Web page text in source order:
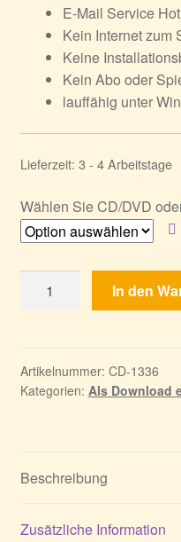
E-Mail Service
Kein Internet zum
Keine
Kein Abo oder
lauffähig unter
Lieferzeit: 3 - 4 Arbeitstage
Wählen Sie CD/DVD
Rails
Fracht
Menge
In den
Artikelnummer: CD-1336
Kategorien: Als Download
Beschreibung
Zusätzliche Information